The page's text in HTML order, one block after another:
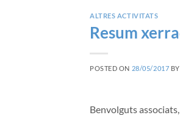
ALTRES ACTIVITATS
Resum
POSTED ON 28/05/2017
Benvolguts